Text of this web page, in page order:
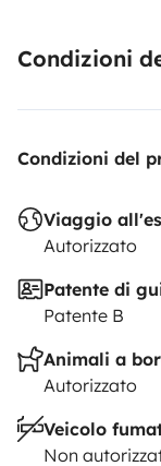
Condizioni
Condizioni del
Viaggio
Autorizzato
Patente di
Patente B
Animali a
Autorizzato
Veicolo
Non